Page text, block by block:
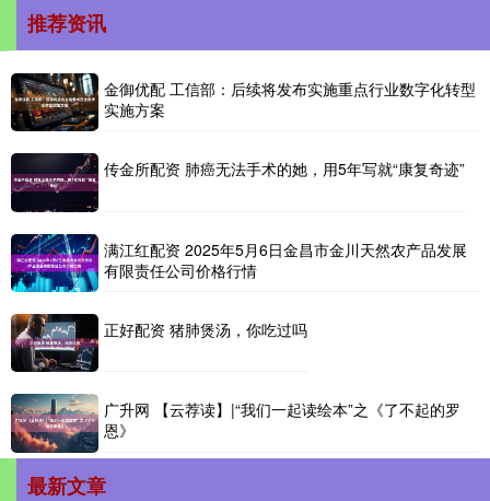
推荐资讯
金御优配 工信部：后续将发布实施重点行业数字化转型
实施方案
传金所配资 肺癌无法手术的她，用5年写就“康复奇迹”
满江红配资 2025年5月6日金昌市金川天然农产品发展
有限责任公司价格行情
正好配资 猪肺煲汤，你吃过吗
广升网 【云荐读】|“我们一起读绘本”之《了不起的罗
恩》
最新文章